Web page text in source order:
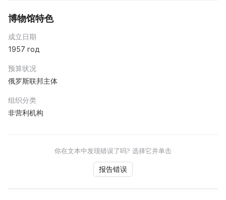
博物馆特色
成立日期
1957 год
预算状况
俄罗斯联邦主体
组织分类
非营利机构
你在文本中发现错误了吗? 选择它并单击
报告错误